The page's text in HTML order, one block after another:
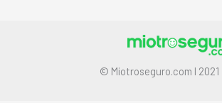
© Miotroseguro.com I 2021